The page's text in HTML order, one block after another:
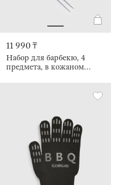
11 990 ₸
Набор для барбекю, 4
предмета, в кожаном